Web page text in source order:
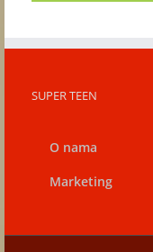
SUPER TEEN
O nama
Marketing